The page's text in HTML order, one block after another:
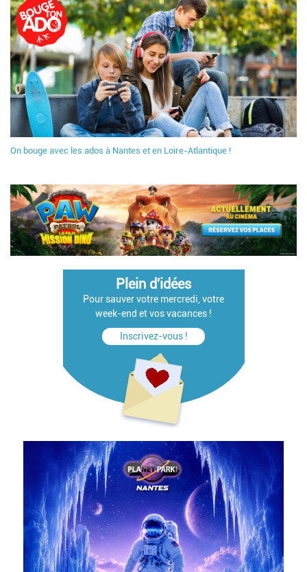
On bouge avec les ados à Nantes et en Loire-Atlantique !
Plein d'idées
Pour sauver votre mercredi, votre
week-end et vos vacances !
Inscrivez-vous !